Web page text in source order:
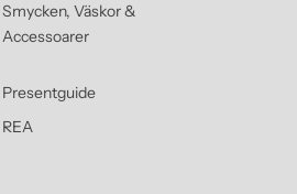
Smycken, Väskor &
Accessoarer
Presentguide
REA